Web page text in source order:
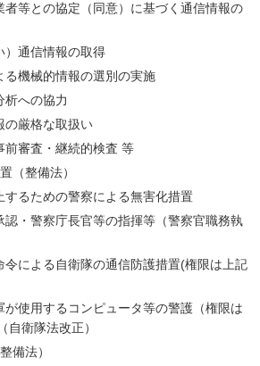
者等との協定（同意）に基づく通信情報の
）通信情報の取得
る機械的情報の選別の実施
析への協力
の厳格な取扱い
前審査・継続的検査 等
（整備法）
するための警察による無害化措置
認・警察庁長官等の指揮等（警察官職務執
令による自衛隊の通信防護措置(権限は上記
が使用するコンピュータ等の警護（権限は
自衛隊法改正）
備法）